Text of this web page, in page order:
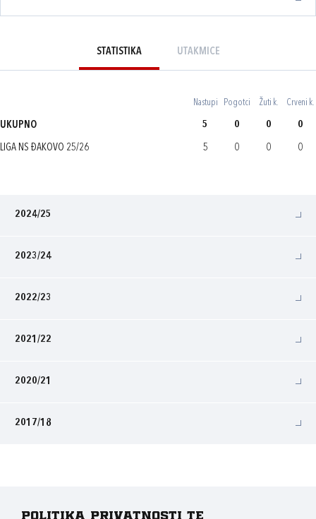
STATISTIKA UTAKMICE
Nastupi Pogotci Žuti k. Crveni k.
UKUPNO 5 0 0 0
LIGA NS ĐAKOVO 25/26 5 0 0 0
2024/25
2023/24
2022/23
2021/22
2020/21
2017/18
Politika privatnosti te